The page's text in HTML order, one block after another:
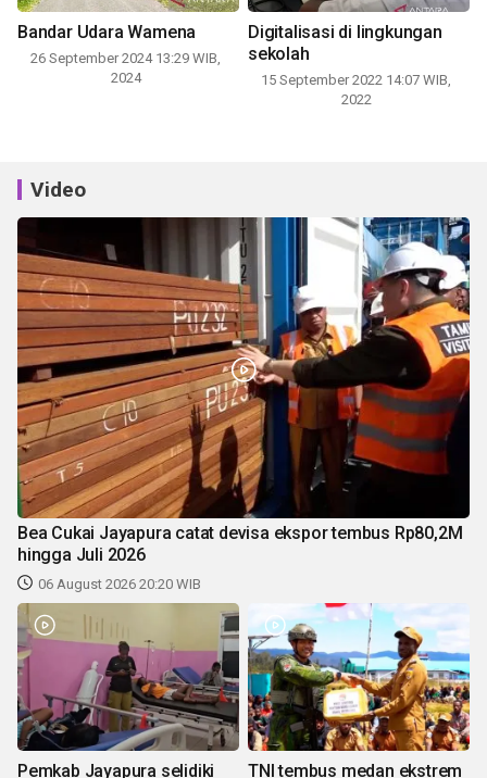
Bandar Udara Wamena
26 September 2024 13:29 WIB,
2024
Digitalisasi di lingkungan
sekolah
15 September 2022 14:07 WIB,
2022
Video
Bea Cukai Jayapura catat devisa ekspor tembus Rp80,2M
hingga Juli 2026
06 August 2026 20:20 WIB
Pemkab Jayapura selidiki
TNI tembus medan ekstrem